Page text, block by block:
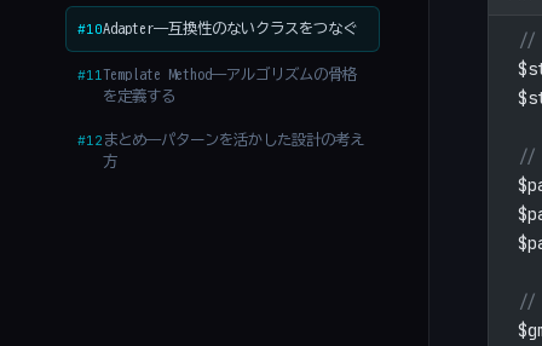
#10Adapter——互換性のないクラスをつなぐ
#11Template Method——アルゴリズムの骨格
を定義する
#12 まとめ——パターンを活かした設計の考え
方
//
//
//